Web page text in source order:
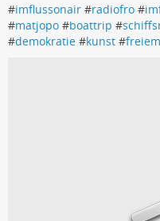
#imflussonair #radiofro #
#matjopo #boattrip #
#demokratie #kunst #